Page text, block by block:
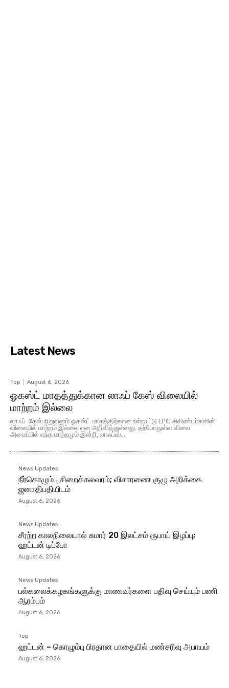
Latest News
Top August 6, 2026
ஓகஸ்ட் மாதத்துக்கான லாஃப் கேஸ் விலையில்
மாற்றம் இல்லை
லாஃப் கேஸ் நிறுவனம் ஓகஸ்ட் மாதத்திற்கான உள்நாட்டு LPG சிலிண்டர்களின்
விலையில் மாற்றம் இல்லை என அறிவித்துள்ளது. தற்போதுள்ள விலை
அமைப்பில் எந்த மாற்றமும் இன்றி, லாஃப்ஸ்...
News Updates
நீர்கொழும்பு சிறைக்கலவரம்; விசாரணை குழு அறிக்கை
ஜனாதிபதியிடம்
August 6, 2026
News Updates
சீரற்ற காலநிலையால் சுமார் 20 இலட்சம் ரூபாய் இழப்பு;
ஹட்டன் டிப்போ
August 6, 2026
News Updates
பல்கலைக்கழகங்களுக்கு மாணவர்களை பதிவு செய்யும் பணி
ஆரம்பம்
August 6, 2026
Top
ஹட்டன் – கொழும்பு பிரதான பாதையில் மண்சரிவு அபாயம்
August 6, 2026